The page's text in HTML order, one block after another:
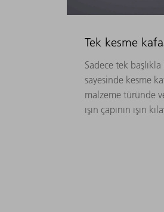
Tek kesme
Sadece tek
sayesinde kesme
malzeme türünde
ışın çapının ışın